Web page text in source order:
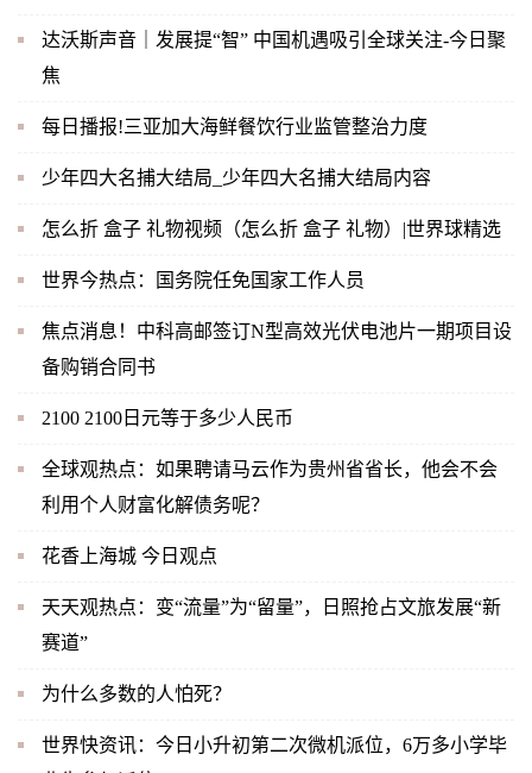
达沃斯声音｜发展提“智” 中国机遇吸引全球关注-今日聚
焦
每日播报!三亚加大海鲜餐饮行业监管整治力度
少年四大名捕大结局_少年四大名捕大结局内容
怎么折 盒子 礼物视频（怎么折 盒子 礼物）|世界球精选
世界今热点：国务院任免国家工作人员
焦点消息！中科高邮签订N型高效光伏电池片一期项目设
备购销合同书
2100 2100日元等于多少人民币
全球观热点：如果聘请马云作为贵州省省长，他会不会
利用个人财富化解债务呢？
花香上海城 今日观点
天天观热点：变“流量”为“留量”，日照抢占文旅发展“新
赛道”
为什么多数的人怕死？
世界快资讯：今日小升初第二次微机派位，6万多小学毕